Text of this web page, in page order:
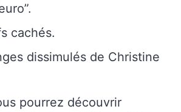
cachés.
dissimulés de Christine
pourrez découvrir